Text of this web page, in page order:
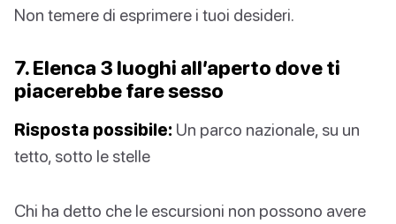
Non temere di esprimere i tuoi desideri.
7. Elenca 3 luoghi all’aperto dove ti
piacerebbe fare sesso
Risposta possibile: Un parco nazionale, su un
tetto, sotto le stelle
Chi ha detto che le escursioni non possono avere